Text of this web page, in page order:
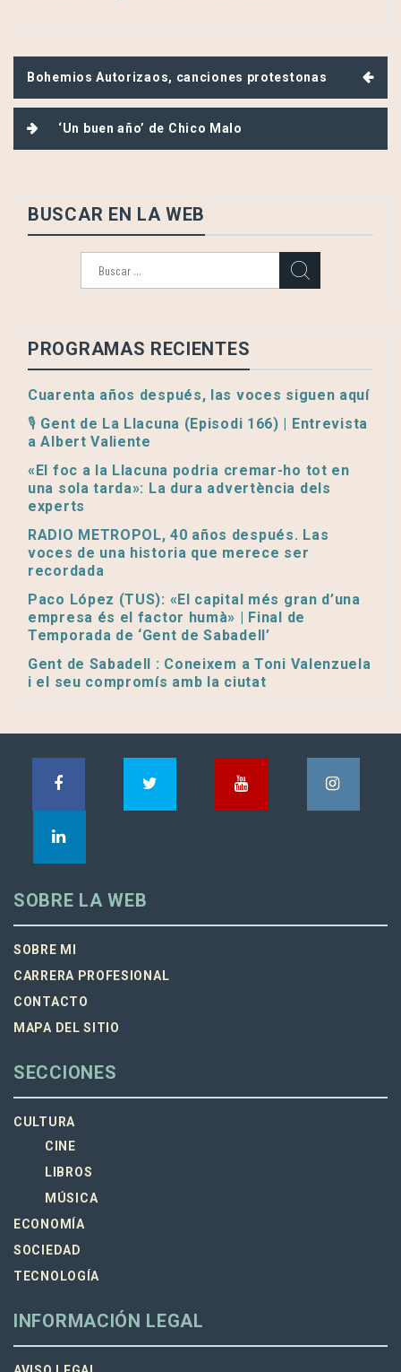
Navegación
de
entradas
Bohemios Autorizaos, canciones protestonas
‘Un buen año’ de Chico Malo
BUSCAR EN LA WEB
PROGRAMAS RECIENTES
Cuarenta años después, las voces siguen aquí
🎙️ Gent de La Llacuna (Episodi 166) | Entrevista
a Albert Valiente
«El foc a la Llacuna podria cremar-ho tot en
una sola tarda»: La dura advertència dels
experts
RADIO METROPOL, 40 años después. Las
voces de una historia que merece ser
recordada
Paco López (TUS): «El capital més gran d’una
empresa és el factor humà» | Final de
Temporada de ‘Gent de Sabadell’
Gent de Sabadell : Coneixem a Toni Valenzuela
i el seu compromís amb la ciutat
SOBRE LA WEB
SOBRE MI
CARRERA PROFESIONAL
CONTACTO
MAPA DEL SITIO
SECCIONES
CULTURA
CINE
LIBROS
MÚSICA
ECONOMÍA
SOCIEDAD
TECNOLOGÍA
INFORMACIÓN LEGAL